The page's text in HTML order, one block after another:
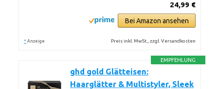
24,99 €
Bei Amazon ansehen
* Anzeige Preis inkl. MwSt., zzgl. Versandkosten
EMPFEHLUNG
ghd gold Glätteisen:
Haarglätter & Multistyler, Sleek